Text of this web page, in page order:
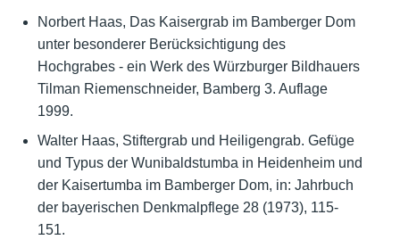
Norbert Haas, Das Kaisergrab im Bamberger Dom
unter besonderer Berücksichtigung des
Hochgrabes - ein Werk des Würzburger Bildhauers
Tilman Riemenschneider, Bamberg 3. Auflage
1999.
Walter Haas, Stiftergrab und Heiligengrab. Gefüge
und Typus der Wunibaldstumba in Heidenheim und
der Kaisertumba im Bamberger Dom, in: Jahrbuch
der bayerischen Denkmalpflege 28 (1973), 115-
151.